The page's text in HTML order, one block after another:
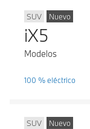
SUV Nuevo
iX5
Modelos
100 % eléctrico
SUV Nuevo